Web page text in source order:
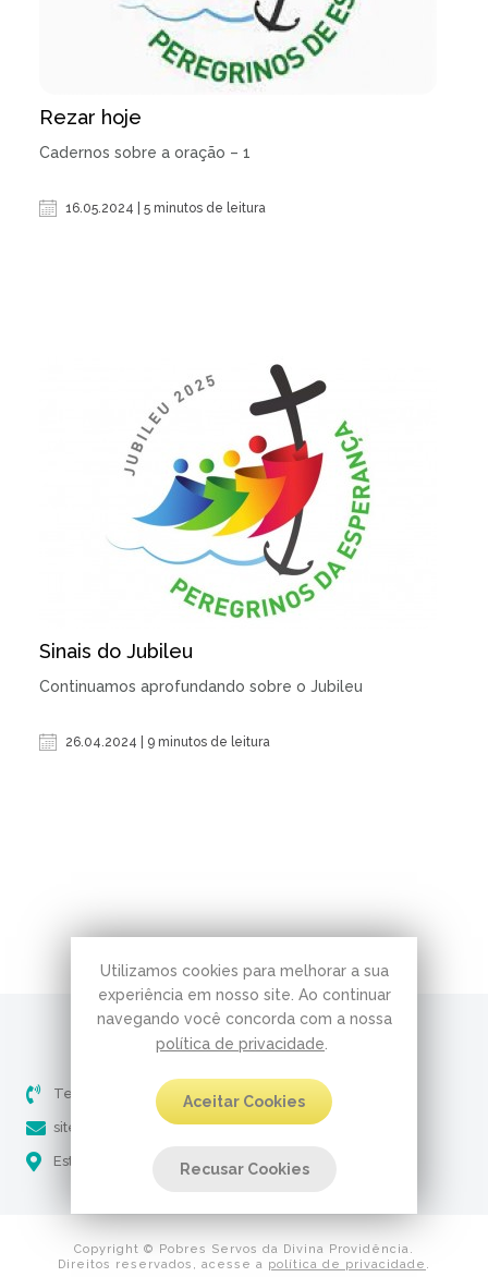
Utilizamos cookies para melhorar a sua
experiência em nosso site. Ao continuar
navegando você concorda com a nossa
política de privacidade
Aceitar Cookies
Recusar Cookies
Rezar hoje
Cadernos sobre a oração – 1
16.05.2024 | 5 minutos de leitura
Sinais do Jubileu
Continuamos aprofundando sobre o Jubileu
26.04.2024 | 9 minutos de leitura
Telefone (51) 3237-5061
site@pobresservos.org.br
Estrada Aracaju, 650 - Nonoai Porto Alegre - RS
Copyright © Pobres Servos da Divina Providência.
Direitos reservados, acesse a política de privacidade .